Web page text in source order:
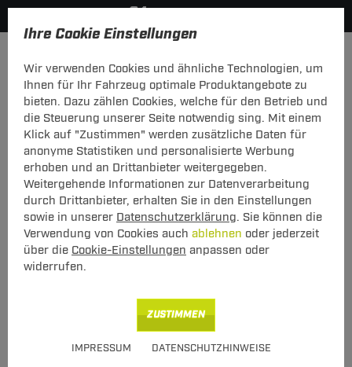
Ihre Cookie Einstellungen
Wir verwenden Cookies und ähnliche Technologien, um
Ihnen für Ihr Fahrzeug optimale Produktangebote zu
bieten. Dazu zählen Cookies, welche für den Betrieb und
die Steuerung unserer Seite notwendig sing. Mit einem
Klick auf "Zustimmen" werden zusätzliche Daten für
anonyme Statistiken und personalisierte Werbung
erhoben und an Drittanbieter weitergegeben.
Weitergehende Informationen zur Datenverarbeitung
durch Drittanbieter, erhalten Sie in den Einstellungen
sowie in unserer Datenschutzerklärung. Sie können die
Verwendung von Cookies auch ablehnen oder jederzeit
über die Cookie-Einstellungen anpassen oder
widerrufen.
IMPRESSUM DATENSCHUTZHINWEISE
ZUSTIMMEN
vorheriger Artikel nächster Artikel
Neu
ZB ES Relais ohne aku. Blinküberw
RWB-10
ZB ES Relais ohne aku. Blinküberw RWB-10
Art.-Nr.
T24ZT1503-1
Verfügbarkeit
Sofort lieferbar